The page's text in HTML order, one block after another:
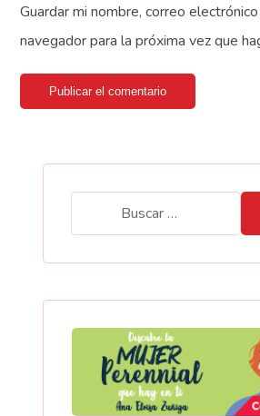
Guardar mi nombre, correo
navegador para la próxima vez que
Publicar el comentario